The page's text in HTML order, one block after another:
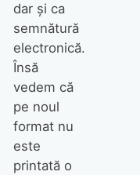
dar și ca
semnătură
electronică.
Însă
vedem că
pe noul
format nu
este
printată o